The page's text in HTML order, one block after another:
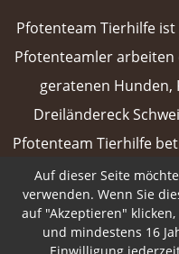
Pfotenteam Tierhilfe ist
Pfotenteamler
geratenen Hunden,
Dreiländereck
Pfotenteam Tierhilfe
unsere
Tierpensionen
Auf dieser Seite
verwenden. Wenn Sie
auf "Akzeptieren"
und mindestens 16